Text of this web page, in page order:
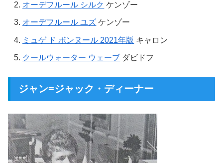
オーデフルール シルク ケンゾー
オーデフルール ユズ ケンゾー
ミュゲ ド ボンヌール 2021年版 キャロン
クールウォーター ウェーブ ダビドフ
ジャン=ジャック・ディーナー